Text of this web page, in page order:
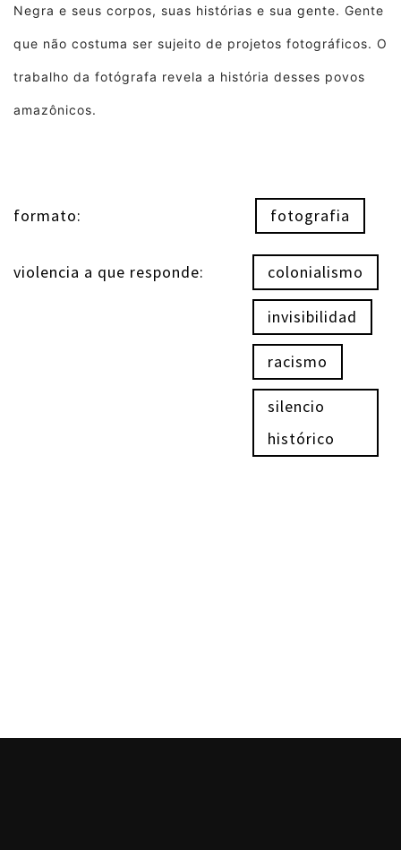
Negra e seus corpos, suas histórias e sua gente. Gente
que não costuma ser sujeito de projetos fotográficos. O
trabalho da fotógrafa revela a história desses povos
amazônicos.
formato: fotografia
violencia a que responde: colonialismo
invisibilidad
racismo
silencio
histórico